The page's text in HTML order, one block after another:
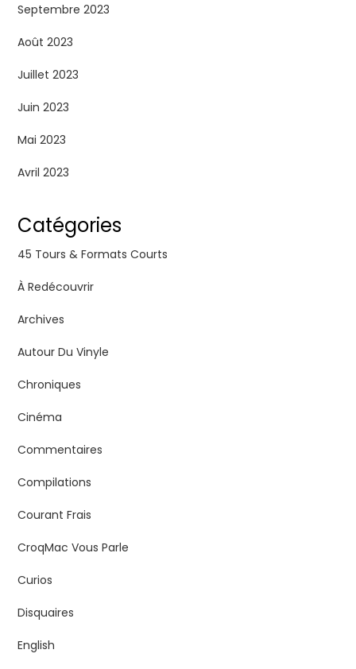
Septembre 2023
Août 2023
Juillet 2023
Juin 2023
Mai 2023
Avril 2023
Catégories
45 Tours & Formats Courts
À Redécouvrir
Archives
Autour Du Vinyle
Chroniques
Cinéma
Commentaires
Compilations
Courant Frais
CroqMac Vous Parle
Curios
Disquaires
English